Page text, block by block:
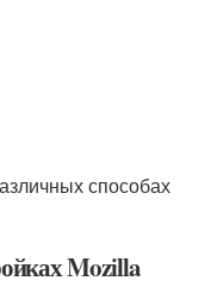
способах
Mozilla